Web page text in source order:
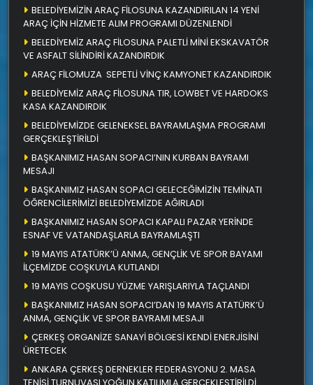
BELEDİYEMİZİN ARAÇ FİLOSUNA KAZANDIRILAN 14 YENİ
ARAÇ İÇİN HİZMETE ALIM PROGRAMI DÜZENLENDİ
BELEDİYEMİZ ARAÇ FİLOSUNA PALETLİ MİNİ EKSKAVATÖR
VE ASFALT SİLİNDİRİ KAZANDIRDIK
ARAÇ FİLOMUZA SEPETLİ VİNÇ KAMYONET KAZANDIRDIK
BELEDİYEMİZ ARAÇ FİLOSUNA TIR, LOWBET VE HARDOKS
KASA KAZANDIRDIK
BELEDİYEMİZDE GELENEKSEL BAYRAMLAŞMA PROGRAMI
GERÇEKLEŞTİRİLDİ
BAŞKANIMIZ HASAN SOPACI’NIN KURBAN BAYRAMI
MESAJI
BAŞKANIMIZ HASAN SOPACI GELECEĞİMİZİN TEMİNATI
ÖĞRENCİLERİMİZİ BELEDİYEMİZDE AĞIRLADI
BAŞKANIMIZ HASAN SOPACI KAPALI PAZAR YERİNDE
ESNAF VE VATANDAŞLARLA BAYRAMLAŞTI
19 MAYIS ATATÜRK’Ü ANMA, GENÇLİK VE SPOR BAYAMI
İLÇEMİZDE COŞKUYLA KUTLANDI
19 MAYIS COŞKUSU YÜZME YARIŞLARIYLA TAÇLANDI
BAŞKANIMIZ HASAN SOPACI’DAN 19 MAYIS ATATÜRK’Ü
ANMA, GENÇLİK VE SPOR BAYRAMI MESAJI
ÇERKEŞ ORGANİZE SANAYİ BÖLGESİ KENDİ ENERJİSİNİ
ÜRETECEK
ANKARA ÇERKEŞ DERNEKLER FEDERASYONU 2. MASA